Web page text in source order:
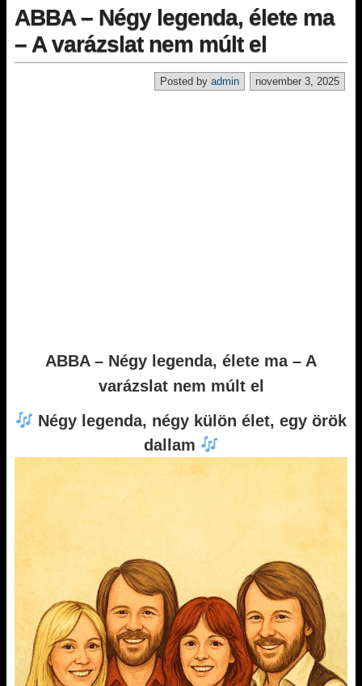
ABBA – Négy legenda, élete ma
– A varázslat nem múlt el
november 3, 2025
Posted by admin
ABBA – Négy legenda, élete ma – A
varázslat nem múlt el
Négy legenda, négy külön élet, egy örök
dallam